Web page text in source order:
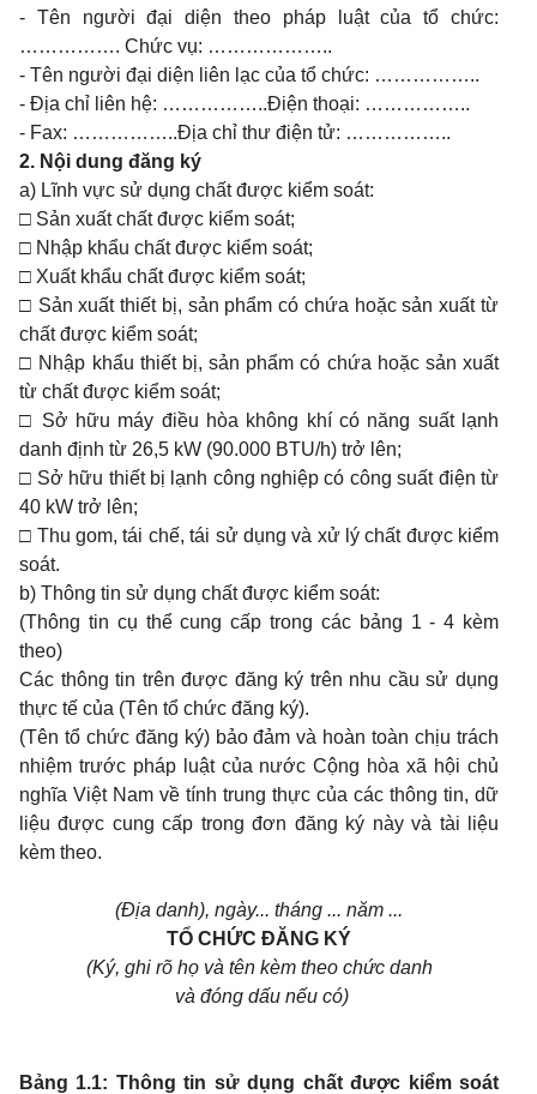
- Tên người đại diện theo pháp luật của tổ chức:
……………. Chức vụ: ………………..
- Tên người đại diện liên lạc của tổ chức: ……………..
- Địa chỉ liên hệ: ……………..Điện thoại: ……………..
- Fax: ……………..Địa chỉ thư điện tử: ……………..
2. Nội dung đăng ký
a) Lĩnh vực sử dụng chất được kiểm soát:
□ Sản xuất chất được kiểm soát;
□ Nhập khẩu chất được kiểm soát;
□ Xuất khẩu chất được kiểm soát;
□ Sản xuất thiết bị, sản phẩm có chứa hoặc sản xuất từ
chất được kiểm soát;
□ Nhập khẩu thiết bị, sản phẩm có chứa hoặc sản xuất
từ chất được kiểm soát;
□ Sở hữu máy điều hòa không khí có năng suất lạnh
danh định từ 26,5 kW (90.000 BTU/h) trở lên;
□ Sở hữu thiết bị lạnh công nghiệp có công suất điện từ
40 kW trở lên;
□ Thu gom, tái chế, tái sử dụng và xử lý chất được kiểm
soát.
b) Thông tin sử dụng chất được kiểm soát:
(Thông tin cụ thể cung cấp trong các bảng 1 - 4 kèm
theo)
Các thông tin trên được đăng ký trên nhu cầu sử dụng
thực tế của (Tên tổ chức đăng ký).
(Tên tổ chức đăng ký) bảo đảm và hoàn toàn chịu trách
nhiệm trước pháp luật của nước Cộng hòa xã hội chủ
nghĩa Việt Nam về tính trung thực của các thông tin, dữ
liệu được cung cấp trong đơn đăng ký này và tài liệu
kèm theo.
(Địa danh), ngày... tháng ... năm ...
TỔ CHỨC ĐĂNG KÝ
(Ký, ghi rõ họ và tên kèm theo chức danh
và đóng dấu nếu có)
Bảng 1.1: Thông tin sử dụng chất được kiểm soát